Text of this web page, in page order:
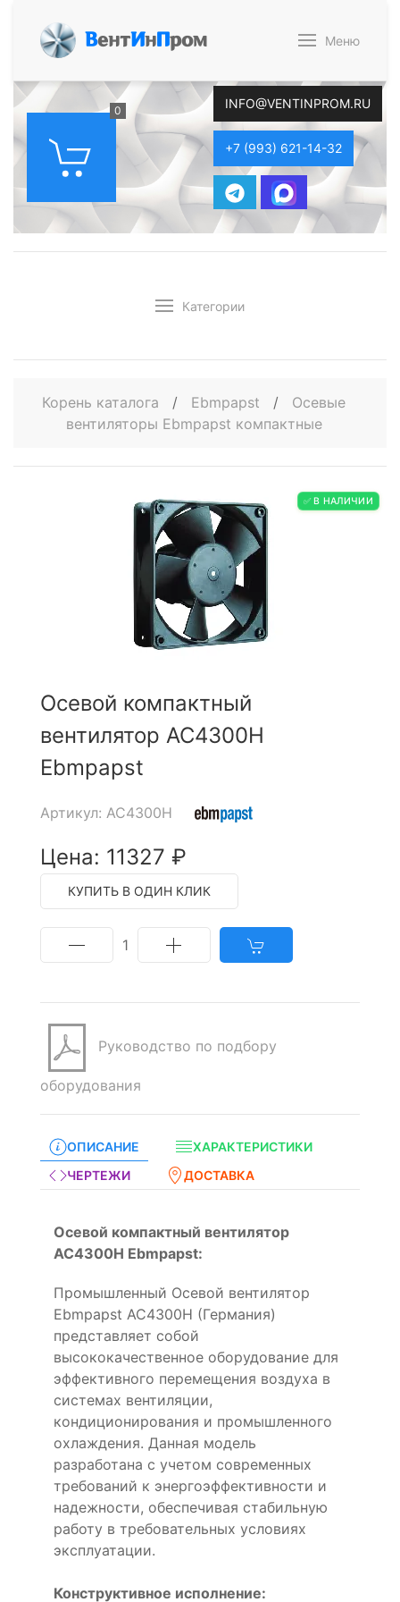
ВентИнПром Меню
0 INFO@VENTINPROM.RU
+7 (993) 621-14-32
Категории
Корень каталога / Ebmpapst /
Осевые
вентиляторы Ebmpapst компактные
✅ В НАЛИЧИИ
Осевой компактный
вентилятор AC4300H
Ebmpapst
Артикул: AC4300H
Цена: 11327 ₽
КУПИТЬ В ОДИН КЛИК
1
Руководство по подбору
оборудования
ОПИСАНИЕ
ХАРАКТЕРИСТИКИ
ЧЕРТЕЖИ
ДОСТАВКА
Осевой компактный вентилятор
AC4300H Ebmpapst:
Промышленный Осевой вентилятор
Ebmpapst AC4300H (Германия)
представляет собой
высококачественное оборудование для
эффективного перемещения воздуха в
системах вентиляции,
кондиционирования и промышленного
охлаждения. Данная модель
разработана с учетом современных
требований к энергоэффективности и
надежности, обеспечивая стабильную
работу в требовательных условиях
эксплуатации.
Конструктивное исполнение: